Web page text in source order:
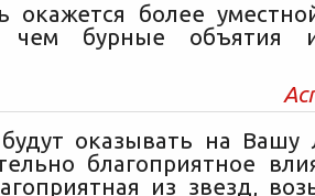
окажется более
чем бурные объятия
оказывать на
благоприятное
из звезд,